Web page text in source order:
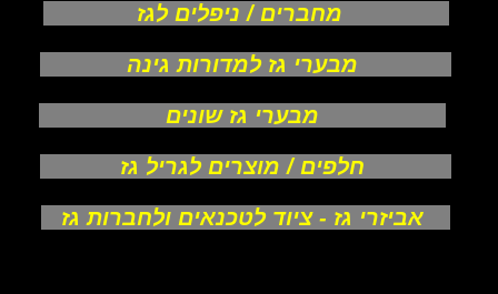
מחברים / ניפלים לגז
מבערי גז למדורות גינה
מבערי גז שונים
חלפים / מוצרים לגריל גז
אביזרי גז - ציוד לטכנאים ולחברות גז